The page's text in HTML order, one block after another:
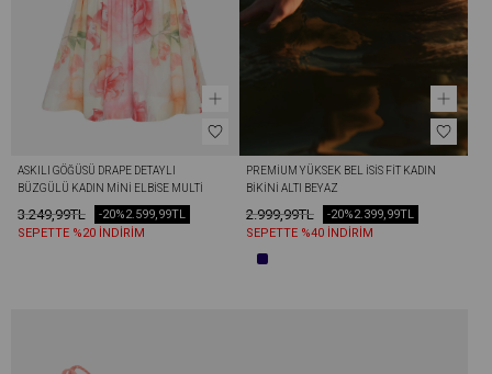
ASKILI GÖĞÜSÜ DRAPE DETAYLI
BÜZGÜLÜ KADIN MINI ELBISE MULTİ
3.249,99TL 2.599,99TL
-20%
SEPETTE %20 İNDİRİM
PREMIUM YÜKSEK BEL İSİS FIT KADIN
BIKINI ALTI BEYAZ
2.999,99TL 2.399,99TL
-20%
SEPETTE %40 İNDİRİM